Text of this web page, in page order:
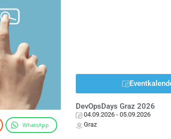
WhatsApp
DevOpsDays Graz 2026
04.09.2026 - 05.09.2026
Graz